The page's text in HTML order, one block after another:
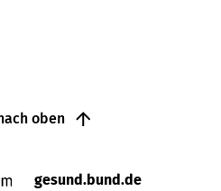
oben
gesund.bund.de